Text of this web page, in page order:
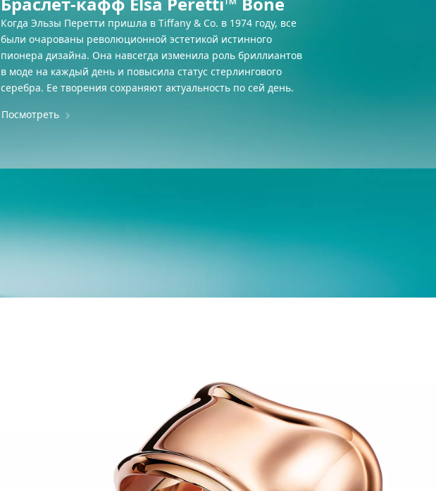
Когда Эльзы Перетти пришла в Tiffany & Co. в 1974 году, все
были очарованы революционной эстетикой истинного
пионера дизайна. Она навсегда изменила роль бриллиантов
в моде на каждый день и повысила статус стерлингового
серебра. Ее творения сохраняют актуальность по сей день.
Посмотреть